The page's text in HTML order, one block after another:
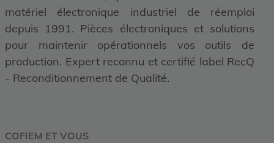
matériel électronique industriel de réemploi
depuis 1991. Pièces électroniques et solutions
pour maintenir opérationnels vos outils de
production. Expert reconnu et certifié label RecQ
- Reconditionnement de Qualité.
COFIEM ET VOUS